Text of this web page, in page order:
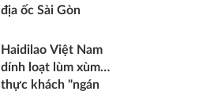
địa ốc Sài Gòn
Haidilao Việt Nam
dính loạt lùm xùm…
thực khách "ngán